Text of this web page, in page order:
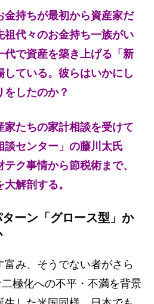
持ちが最初から資産家だ
祖代々のお金持ち一族がい
代で資産を築き上げる「新
ている。彼らはいかにし
したのか？
たちの家計相談を受けて
談センター」の藤川太氏
ク事情から節税術まで、
解剖する。
ーン「グロース型」か
み、そうでない者がさら
極化への不平・不満を背景